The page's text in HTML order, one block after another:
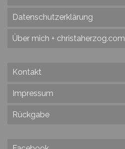
Datenschutzerklärung
Über mich + christaherzog.com
Kontakt
Impressum
Rückgabe